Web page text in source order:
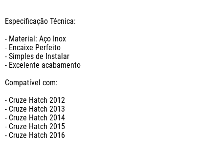
Especificação Técnica:
- Material: Aço Inox
- Encaixe Perfeito
- Simples de Instalar
- Excelente acabamento
Compatível com:
- Cruze Hatch 2012
- Cruze Hatch 2013
- Cruze Hatch 2014
- Cruze Hatch 2015
- Cruze Hatch 2016